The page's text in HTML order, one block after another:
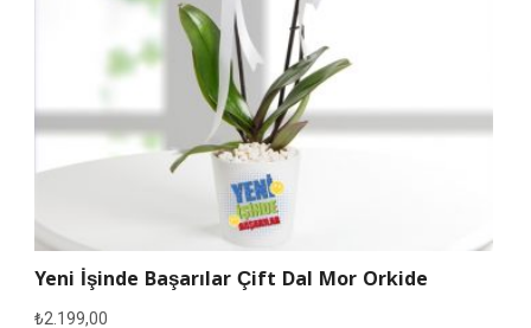
Yeni İşinde Başarılar Çift Dal Mor Orkide
₺2.199,00